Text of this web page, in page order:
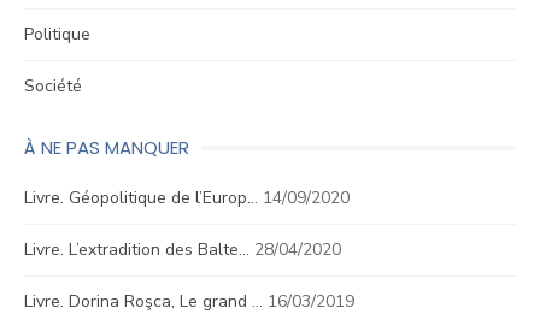
Politique
Société
À NE PAS MANQUER
Livre. Géopolitique de l’Europ… 14/09/2020
Livre. L’extradition des Balte… 28/04/2020
Livre. Dorina Roşca, Le grand … 16/03/2019